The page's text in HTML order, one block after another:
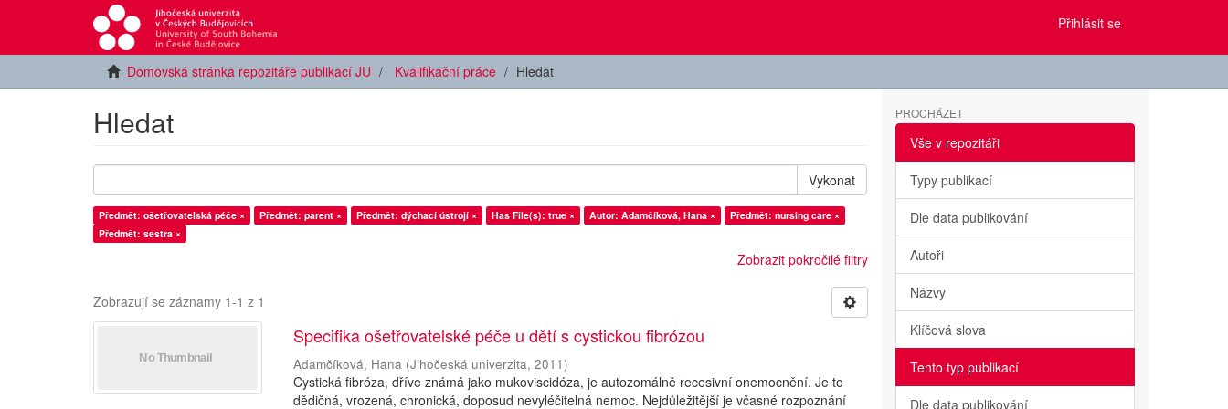
Přihlásit se
Domovská stránka repozitáře publikací JU Kvalifikační práce Hledat
Hledat
Vykonat
Předmět: ošetřovatelská péče × Předmět: parent × Předmět: dýchací ústrojí × Has File(s): true × Autor: Adamčíková, Hana ×
Předmět: nursing care ×
Předmět: sestra ×
Zobrazit pokročilé filtry
Zobrazují se záznamy 1-1 z 1
Specifika ošetřovatelské péče u dětí s cystickou fibrózou
Adamčíková, Hana (Jihočeská univerzita,2011)
Cystická fibróza, dříve známá jako mukoviscidóza, je autozomálně recesivní onemocnění. Je to
dědičná, vrozená, chronická, doposud nevyléčitelná nemoc. Nejdůležitější je včasné rozpoznání
PROCHÁZET
Vše v repozitáři
Typy publikací
Dle data publikování
Autoři
Názvy
Klíčová slova
Tento typ publikací
Dle data publikování